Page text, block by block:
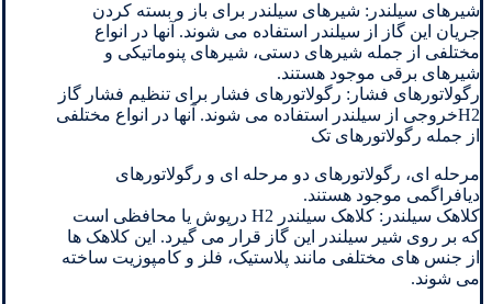
شیرهای سیلندر: شیرهای سیلندر برای باز و بسته کردن
جریان این گاز از سیلندر استفاده می شوند. آنها در انواع
مختلفی از جمله شیرهای دستی، شیرهای پنوماتیکی و
شیرهای برقی موجود هستند.
رگولاتورهای فشار: رگولاتورهای فشار برای تنظیم فشار گاز
H2خروجی از سیلندر استفاده می شوند. آنها در انواع مختلفی
از جمله رگولاتورهای تک
مرحله ای، رگولاتورهای دو مرحله ای و رگولاتورهای
دیافراگمی موجود هستند.
کلاهک سیلندر: کلاهک سیلندر H2 درپوش یا محافظی است
که بر روی شیر سیلندر این گاز قرار می گیرد. این کلاهک ها
از جنس های مختلفی مانند پلاستیک، فلز و کامپوزیت ساخته
می شوند.